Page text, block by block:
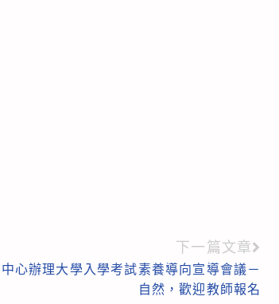
下一篇文章
心辦理大學入學考試素養導向宣導會議－
自然，歡迎教師報名